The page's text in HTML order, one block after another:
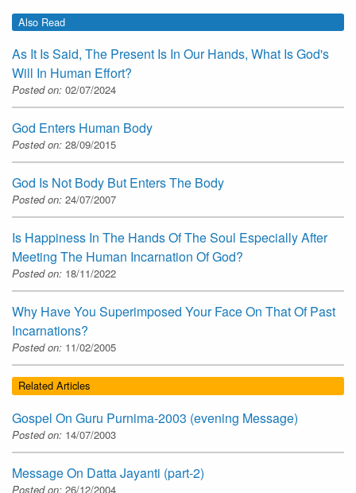
Also Read
As It Is Said, The Present Is In Our Hands, What Is God's
Will In Human Effort?
Posted on: 02/07/2024
God Enters Human Body
Posted on: 28/09/2015
God Is Not Body But Enters The Body
Posted on: 24/07/2007
Is Happiness In The Hands Of The Soul Especially After
Meeting The Human Incarnation Of God?
Posted on: 18/11/2022
Why Have You Superimposed Your Face On That Of Past
Incarnations?
Posted on: 11/02/2005
Related Articles
Gospel On Guru Purnima-2003 (evening Message)
Posted on: 14/07/2003
Message On Datta Jayanti (part-2)
Posted on: 26/12/2004